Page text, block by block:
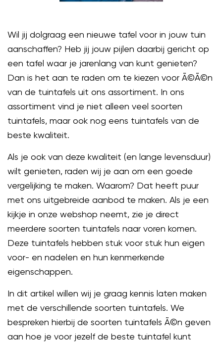
Wil jij dolgraag een nieuwe tafel voor in jouw tuin
aanschaffen? Heb jij jouw pijlen daarbij gericht op
een tafel waar je jarenlang van kunt genieten?
Dan is het aan te raden om te kiezen voor Ã©Ã©n
van de tuintafels uit ons assortiment. In ons
assortiment vind je niet alleen veel soorten
tuintafels, maar ook nog eens tuintafels van de
beste kwaliteit.
Als je ook van deze kwaliteit (en lange levensduur)
wilt genieten, raden wij je aan om een goede
vergelijking te maken. Waarom? Dat heeft puur
met ons uitgebreide aanbod te maken. Als je een
kijkje in onze webshop neemt, zie je direct
meerdere soorten tuintafels naar voren komen.
Deze tuintafels hebben stuk voor stuk hun eigen
voor- en nadelen en hun kenmerkende
eigenschappen.
In dit artikel willen wij je graag kennis laten maken
met de verschillende soorten tuintafels. We
bespreken hierbij de soorten tuintafels Ã©n geven
aan hoe je voor jezelf de beste tuintafel kunt